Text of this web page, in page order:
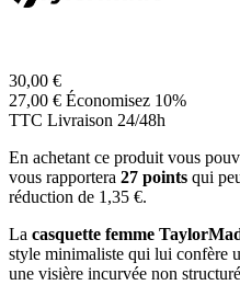
30,00 €
27,00 € Économisez 10%
TTC Livraison 24/48h
En achetant ce produit vous
vous rapportera 27 points qui
réduction de 1,35 €.
La casquette femme
style minimaliste qui lui confère
une visière incurvée non